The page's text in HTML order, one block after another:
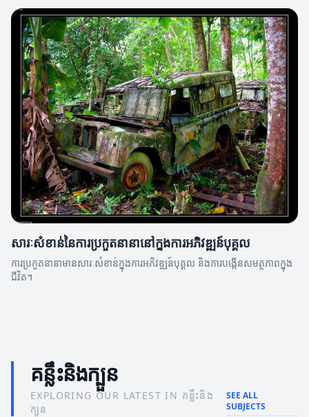
សារៈសំខាន់នៃការប្រកួតនានានៅក្នុងការអភិវឌ្ឍន៍បុគ្គល
ការប្រកួតនានាមានសារៈសំខាន់ក្នុងការអភិវឌ្ឍន៍បុគ្គល និងការបង្កើនសមត្ថភាពក្នុង
ជីវិត។
គន្លឹះនិងក្បួន
EXPLORING OUR LATEST IN គន្លឹះនិង
ក្បួន
SEE ALL
SUBJECTS